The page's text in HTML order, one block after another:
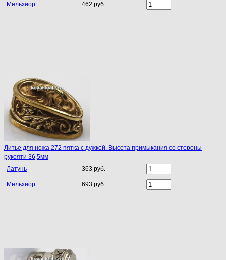
Мельхиор 462 руб.
Литье для ножа 272 пятка с дужкой. Высота примыкания со стороны
рукояти 36,5мм
Латунь
363 руб.
Мельхиор 693 руб.